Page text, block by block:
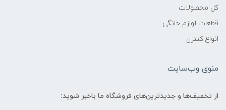
کل محصولات
قطعات لوازم خانگی
انواع کنترل
منوی وب‌سایت
از تخفیف‌ها و جدیدترین‌های فروشگاه ما باخبر شوید: